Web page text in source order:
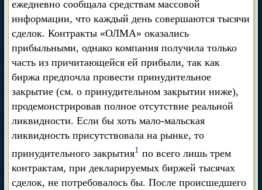
ежедневно сообщала средствам массовой
информации, что каждый день совершаются тысячи
сделок. Контракты «ОЛМА» оказались
прибыльными, однако компания получила только
часть из причитающейся ей прибыли, так как
биржа предпочла провести принудительное
закрытие (см. о принудительном закрытии ниже),
продемонстрировав полное отсутствие реальной
ликвидности. Если бы хоть мало-мальская
ликвидность присутствовала на рынке, то
принудительного закрытия1 по всего лишь трем
контрактам, при декларируемых биржей тысячах
сделок, не потребовалось бы. После происшедшего